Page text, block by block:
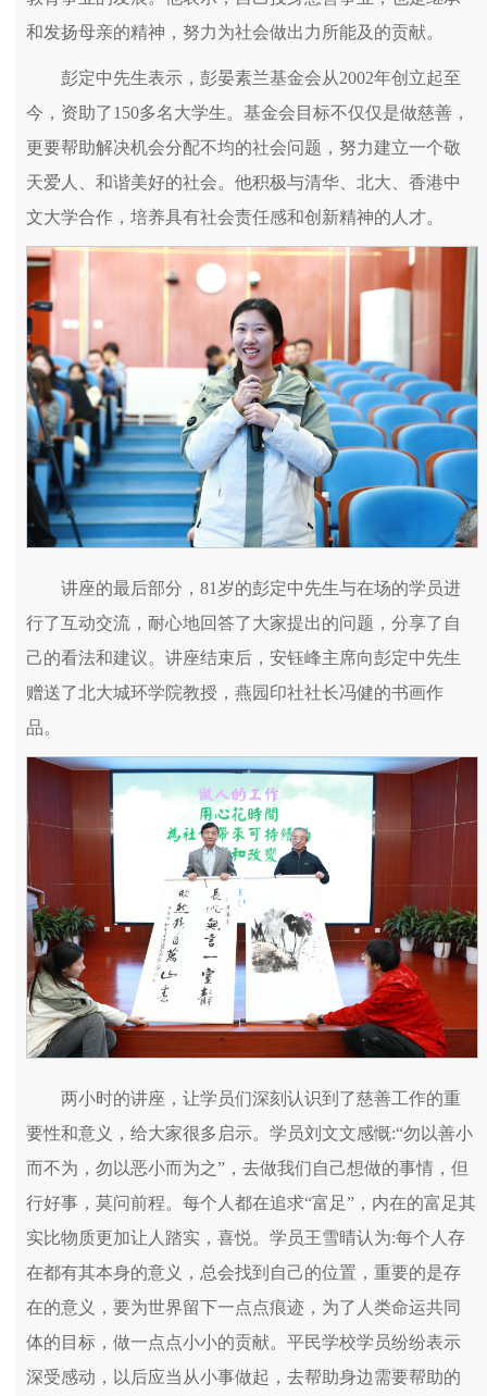
和发扬母亲的精神，努力为社会做出力所能及的贡献。
彭定中先生表示，彭晏素兰基金会从2002年创立起至
今，资助了150多名大学生。基金会目标不仅仅是做慈善，
更要帮助解决机会分配不均的社会问题，努力建立一个敬
天爱人、和谐美好的社会。他积极与清华、北大、香港中
文大学合作，培养具有社会责任感和创新精神的人才。
讲座的最后部分，81岁的彭定中先生与在场的学员进
行了互动交流，耐心地回答了大家提出的问题，分享了自
己的看法和建议。讲座结束后，安钰峰主席向彭定中先生
赠送了北大城环学院教授，燕园印社社长冯健的书画作
品。
两小时的讲座，让学员们深刻认识到了慈善工作的重
要性和意义，给大家很多启示。学员刘文文感慨:“勿以善小
而不为，勿以恶小而为之”，去做我们自己想做的事情，但
行好事，莫问前程。每个人都在追求“富足”，内在的富足其
实比物质更加让人踏实，喜悦。学员王雪晴认为:每个人存
在都有其本身的意义，总会找到自己的位置，重要的是存
在的意义，要为世界留下一点点痕迹，为了人类命运共同
体的目标，做一点点小小的贡献。平民学校学员纷纷表示
深受感动，以后应当从小事做起，去帮助身边需要帮助的